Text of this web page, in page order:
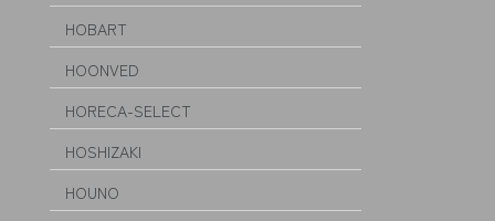
HOBART
HOONVED
HORECA-SELECT
HOSHIZAKI
HOUNO